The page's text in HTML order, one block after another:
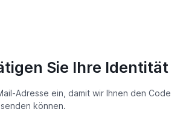
Sie Ihre Identität
Adresse ein, damit wir Ihnen den Code
können.